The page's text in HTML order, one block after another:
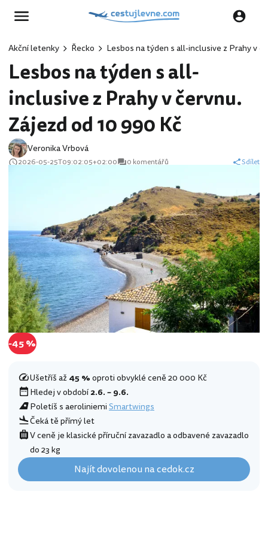
Akční letenky Řecko Lesbos na týden s all-inclusive z Prahy v
Lesbos na týden s all-
inclusive z Prahy v červnu.
Zájezd od 10 990 Kč
Veronika Vrbová
2026-05-25T09:02:05+02:00 0 komentářů Sdílet
-45 %
Ušetříš až45 %oproti obvyklé ceně 20 000 Kč
Hledej v období2.6. – 9.6.
Poletíš s aeroliniemiSmartwings
Čeká tě přímý let
V ceně je klasické příruční zavazadlo a odbavené zavazadlo
do 23 kg
Najít dovolenou na cedok.cz